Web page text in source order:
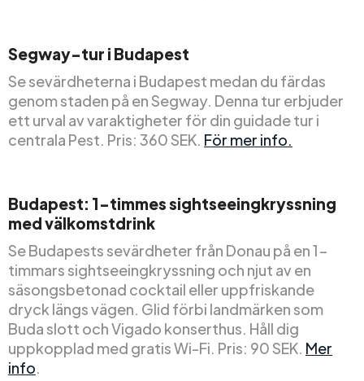
Segway-tur i Budapest
Se sevärdheterna i Budapest medan du färdas
genom staden på en Segway. Denna tur erbjuder
ett urval av varaktigheter för din guidade tur i
centrala Pest. Pris: 360 SEK. För mer info.
Budapest: 1-timmes sightseeingkryssning
med välkomstdrink
Se Budapests sevärdheter från Donau på en 1-
timmars sightseeingkryssning och njut av en
säsongsbetonad cocktail eller uppfriskande
dryck längs vägen. Glid förbi landmärken som
Buda slott och Vigado konserthus. Håll dig
uppkopplad med gratis Wi-Fi. Pris: 90 SEK. Mer
info.